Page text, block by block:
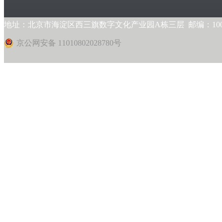
地址：北京市海淀区西三旗数字文化产业园A栋三层 邮编：
京公网安备 11010802028780号